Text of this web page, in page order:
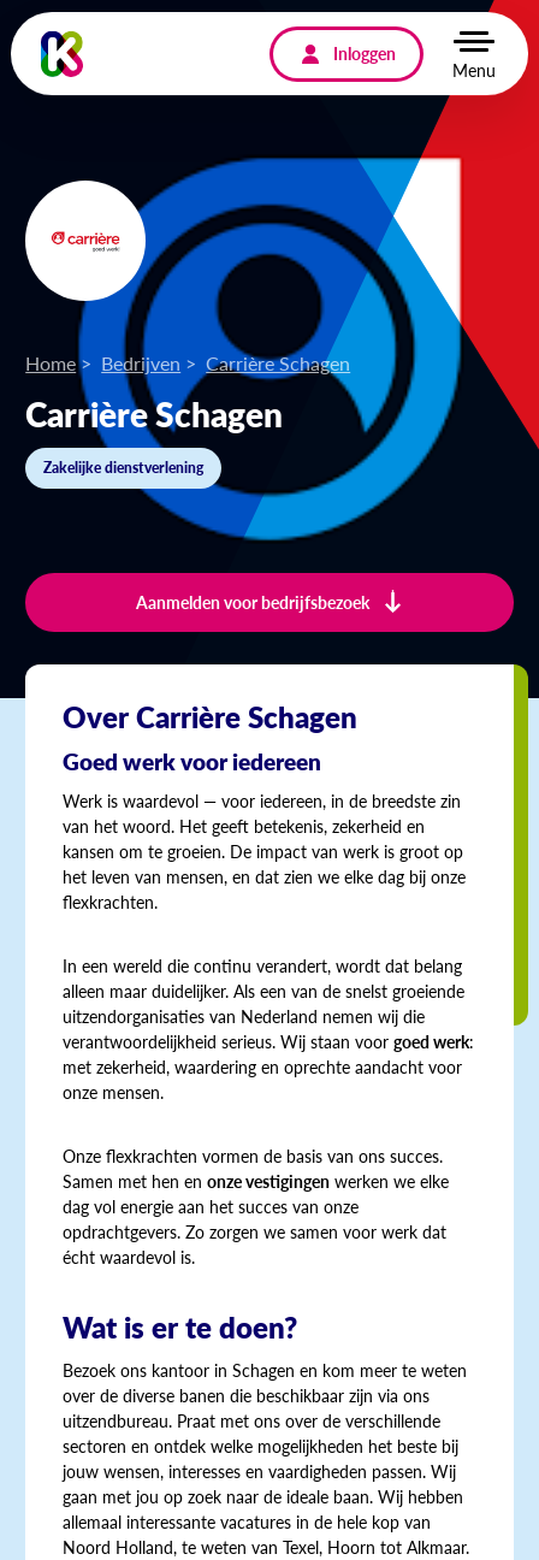
Inloggen
Menu
Home Bedrijven Carrière Schagen
Carrière Schagen
Zakelijke dienstverlening
Aanmelden voor bedrijfsbezoek
Over Carrière Schagen
Goed werk voor iedereen
Werk is waardevol — voor iedereen, in de breedste zin
van het woord. Het geeft betekenis, zekerheid en
kansen om te groeien. De impact van werk is groot op
het leven van mensen, en dat zien we elke dag bij onze
flexkrachten.
In een wereld die continu verandert, wordt dat belang
alleen maar duidelijker. Als een van de snelst groeiende
uitzendorganisaties van Nederland nemen wij die
verantwoordelijkheid serieus. Wij staan voor goed werk:
met zekerheid, waardering en oprechte aandacht voor
onze mensen.
Onze flexkrachten vormen de basis van ons succes.
Samen met hen en onze vestigingenwerken we elke
dag vol energie aan het succes van onze
opdrachtgevers. Zo zorgen we samen voor werk dat
écht waardevol is.
Wat is er te doen?
Bezoek ons kantoor in Schagen en kom meer te weten
over de diverse banen die beschikbaar zijn via ons
uitzendbureau. Praat met ons over de verschillende
sectoren en ontdek welke mogelijkheden het beste bij
jouw wensen, interesses en vaardigheden passen. Wij
gaan met jou op zoek naar de ideale baan. Wij hebben
allemaal interessante vacatures in de hele kop van
Noord Holland, te weten van Texel, Hoorn tot Alkmaar.